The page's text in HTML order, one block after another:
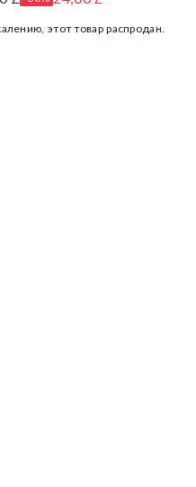
этот товар распродан.